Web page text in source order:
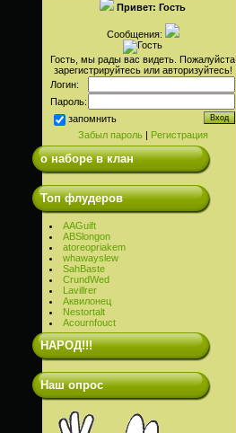
Привет: Гость
Сообщения:
Гость, мы рады вас видеть. Пожалуйста
зарегистрируйтесь или авторизуйтесь!
Логин:
Пароль:
запомнить
Забыл пароль| Регистрация
о наборе в клан
Топ флудеров
AAGuift
ABSlongon
atoreopriakem
whawayslew
SahBaste
CrundWed
Lavillrer
Аквилонец
Nestortalt
Acournfouct
НАРОД!!!
Наш опрос